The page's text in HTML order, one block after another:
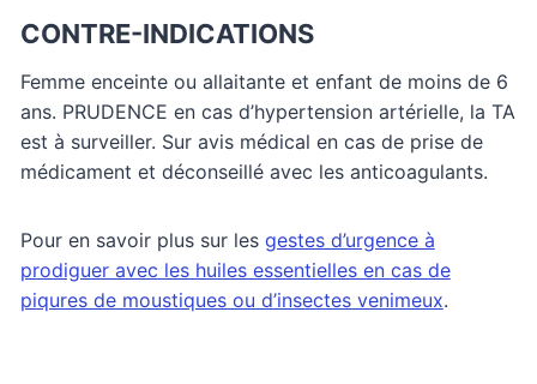
CONTRE-INDICATIONS
Femme enceinte ou allaitante et enfant de moins de 6
ans. PRUDENCE en cas d’hypertension artérielle, la TA
est à surveiller. Sur avis médical en cas de prise de
médicament et déconseillé avec les anticoagulants.
Pour en savoir plus sur les gestes d’urgence à
prodiguer avec les huiles essentielles en cas de
piqures de moustiques ou d’insectes venimeux.